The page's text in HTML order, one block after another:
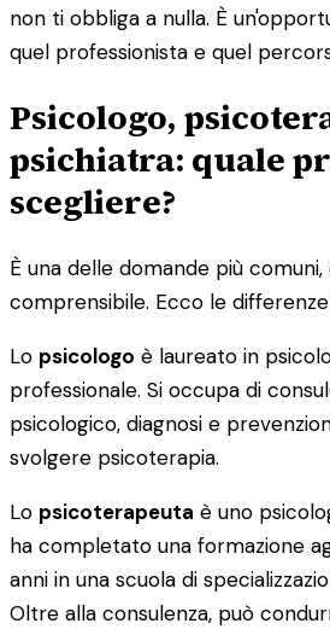
non ti obbliga a nulla. È
quel professionista e quel
Psicologo,
psichiatra: quale
scegliere?
È una delle domande più
comprensibile. Ecco le
Lo psicologo è laureato in
professionale. Si occupa di
psicologico, diagnosi e
svolgere psicoterapia.
Lo psicoterapeuta è uno
ha completato una formazione
anni in una scuola di
Oltre alla consulenza, può